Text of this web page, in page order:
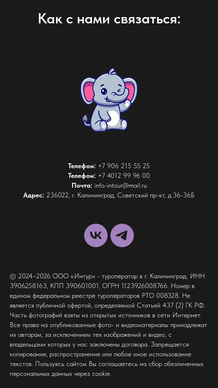
Как с нами связаться:
Телефон: +7 906 215 55 25
Телефон: +7 4012 99 96 00
Почта: info-intour@mail.ru
Адрес: 236022, г. Калининград, Советский пр-кт, д.36-36Б
© 2024–2026 ООО «Интур» - туроператор в г. Калининград. ИНН
3906258163, КПП 390601001, ОГРН 1123926008766. Номер в
едином федеральном реестре туроператоров РТО 008328. Не
является публичной офертой, определяемой Статьей 437 (2) ГК РФ.
Часть фотографий взяты из открытых источников в сети Интернет.
Все права на опубликованные фото- и видеоматериалы принадлежат
их авторам, за исключением тех изображений и видео, с
владельцами которых у нас заключены договора. Запрещается
копирование, распространение или любое иное использование
текстов. Пользуясь сайтом Вы соглашаетесь на сбор обезличенных
персональных данных через cookie.